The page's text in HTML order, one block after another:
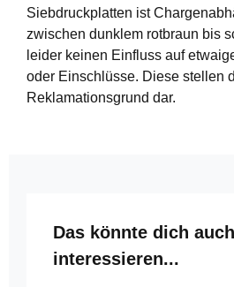
Siebdruckplatten ist
zwischen dunklem rotbraun bis
leider keinen Einfluss auf
oder Einschlüsse. Diese stellen
Reklamationsgrund dar.
Produktgalerie überspringen
Das könnte dich auch
interessieren...